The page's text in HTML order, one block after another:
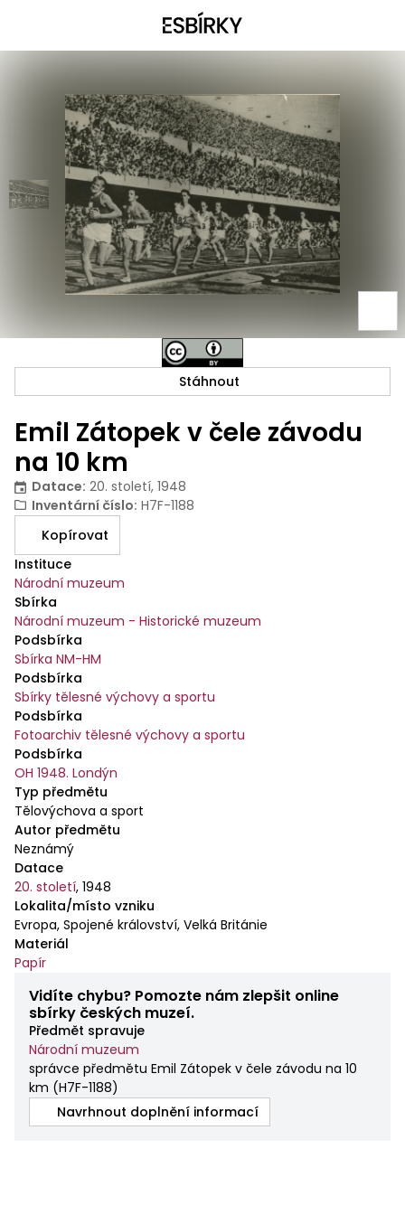
Emil Zátopek v čele závodu
na 10 km
Datace: 20. století, 1948
Inventární číslo: H7F-1188
Kopírovat
Instituce
Národní muzeum
Sbírka
Národní muzeum - Historické muzeum
Podsbírka
Sbírka NM-HM
Podsbírka
Sbírky tělesné výchovy a sportu
Podsbírka
Fotoarchiv tělesné výchovy a sportu
Podsbírka
OH 1948. Londýn
Typ předmětu
Tělovýchova a sport
Autor předmětu
Neznámý
Datace
20. století, 1948
Lokalita/místo vzniku
Evropa, Spojené království, Velká Británie
Materiál
Papír
Vidíte chybu? Pomozte nám zlepšit online
sbírky českých muzeí.
Předmět spravuje
Národní muzeum
správce předmětu Emil Zátopek v čele závodu na 10
km (H7F-1188)
Navrhnout doplnění informací
Stáhnout